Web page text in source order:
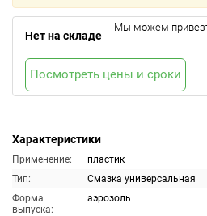
Характеристики
Применение:
пластик
Тип:
Смазка универсальная
Форма
выпуска:
аэрозоль
Нет на складе
Мы можем
Посмотреть цены и сроки